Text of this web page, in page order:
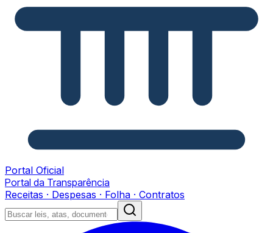
Portal Oficial
Portal da Transparência
Receitas · Despesas · Folha · Contratos